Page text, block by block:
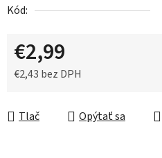
Kód:
€2,99
€2,43 bez DPH
Tlač
Opýtať sa